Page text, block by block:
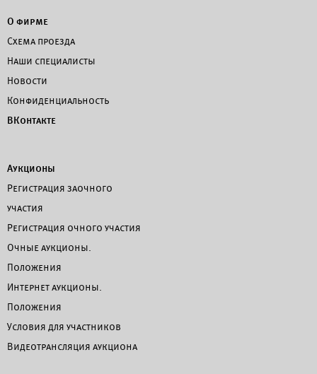
О фирме
Схема проезда
Наши специалисты
Новости
Конфиденциальность
ВКонтакте
Аукционы
Регистрация заочного
участия
Регистрация очного участия
Очные аукционы.
Положения
Интернет аукционы.
Положения
Условия для участников
Видеотрансляция аукциона